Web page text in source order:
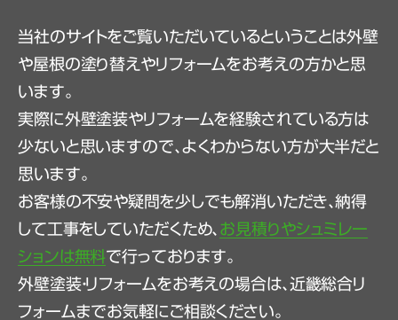
当社のサイトをご覧いただいているということは外壁
や屋根の塗り替えやリフォームをお考えの方かと思
います。
実際に外壁塗装やリフォームを経験されている方は
少ないと思いますので、よくわからない方が大半だと
思います。
お客様の不安や疑問を少しでも解消いただき、納得
して工事をしていただくため、 お見積りやシュミレー
ションは無料で行っております。
外壁塗装・リフォームをお考えの場合は、近畿総合リ
フォームまでお気軽にご相談ください。